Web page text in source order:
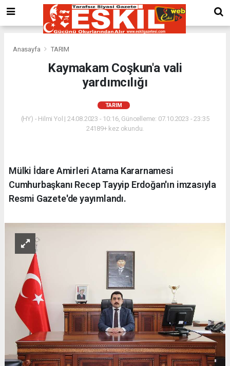
Anasayfa TARIM
Kaymakam Coşkun'a vali
yardımcılığı
TARIM
(HY) - Hilmi Yol | 24.08.2023 - 10:16, Güncelleme: 07.10.2023 - 23:35
24189+ kez okundu.
Mülki İdare Amirleri Atama Kararnamesi
Cumhurbaşkanı Recep Tayyip Erdoğan'ın imzasıyla
Resmi Gazete'de yayımlandı.